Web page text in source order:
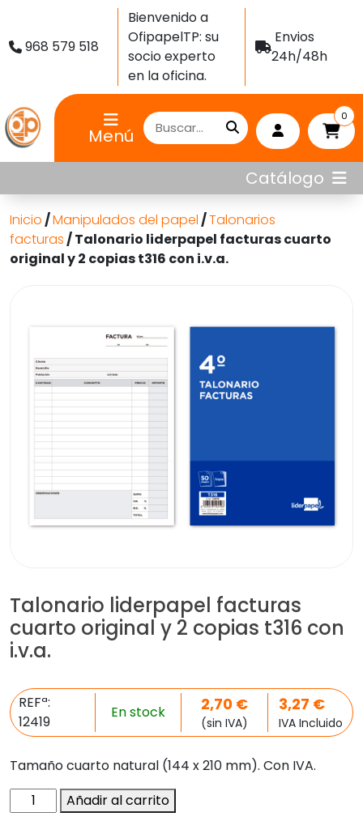
968 579 518
Bienvenido a
OfipapelTP: su
socio experto
en la oficina.
Envios
24h/48h
Menú
0
Catálogo
Inicio/Manipulados del papel/Talonarios
facturas/ Talonario liderpapel facturas cuarto
original y 2 copias t316 con i.v.a.
Talonario liderpapel facturas
cuarto original y 2 copias t316 con
i.v.a.
REFª:
12419
En stock 2,70 €
(sin IVA)
3,27 €
IVA Incluido
Tamaño cuarto natural (144 x 210 mm). Con IVA.
Talonario
liderpapel
Añadir al carrito